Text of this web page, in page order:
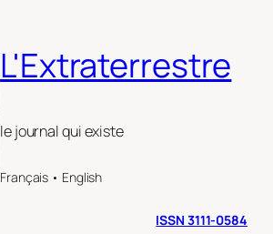
L'Extraterrestre
le journal qui existe
Français • English
ISSN 3111-0584